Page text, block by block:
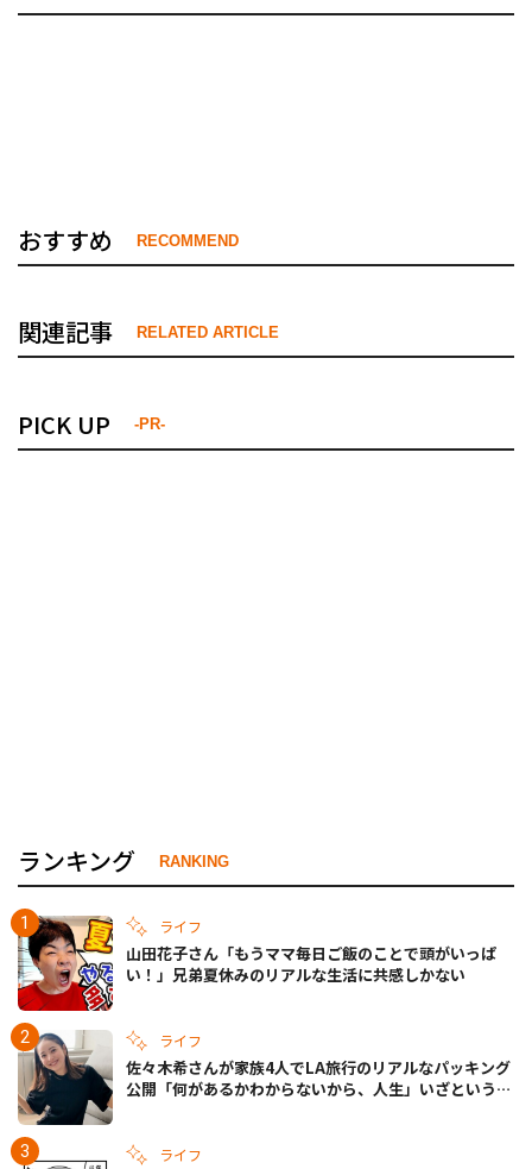
おすすめ RECOMMEND
関連記事 RELATED ARTICLE
PICK UP -PR-
ランキング RANKING
ライフ
山田花子さん「もうママ毎日ご飯のことで頭がいっぱ
い！」兄弟夏休みのリアルな生活に共感しかない
ライフ
佐々木希さんが家族4人でLA旅行のリアルなパッキング
公開「何があるかわからないから、人生」いざというと
ライフ